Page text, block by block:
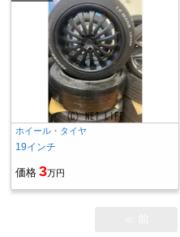
ホイール・タイヤ
19インチ
価格 3万円